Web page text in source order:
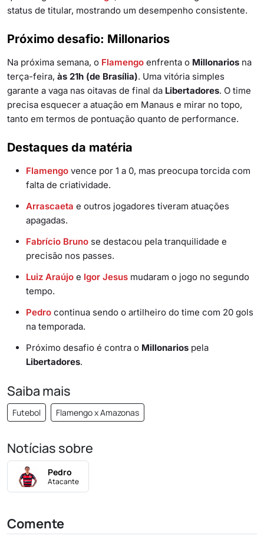
status de titular, mostrando um desempenho consistente.
Próximo desafio: Millonarios
Na próxima semana, o Flamengo enfrenta o Millonarios na
terça-feira, às 21h (de Brasília). Uma vitória simples
garante a vaga nas oitavas de final da Libertadores. O time
precisa esquecer a atuação em Manaus e mirar no topo,
tanto em termos de pontuação quanto de performance.
Destaques da matéria
Flamengo vence por 1 a 0, mas preocupa torcida com
falta de criatividade.
Arrascaeta e outros jogadores tiveram atuações
apagadas.
Fabrício Bruno se destacou pela tranquilidade e
precisão nos passes.
Luiz Araújo e Igor Jesus mudaram o jogo no segundo
tempo.
Pedro continua sendo o artilheiro do time com 20 gols
na temporada.
Próximo desafio é contra o Millonarios pela
Libertadores.
Saiba mais
Futebol Flamengo x Amazonas
Notícias sobre
Pedro
Atacante
Comente